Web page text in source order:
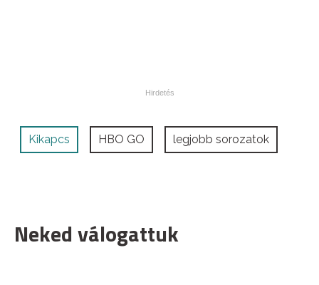
Kikapcs HBO GO legjobb sorozatok
Neked válogattuk